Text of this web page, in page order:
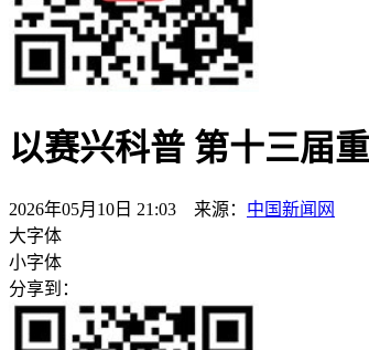
以赛兴科普 第十三届
2026年05月10日 21:03 来源： 中国新闻网
大字体
小字体
分享到：